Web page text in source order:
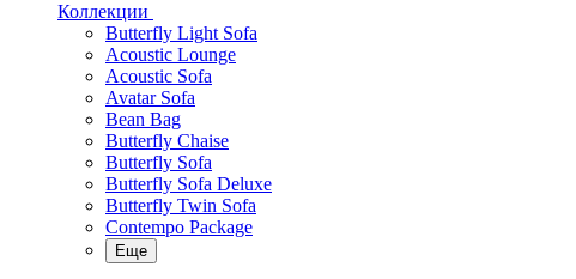
Коллекции
Butterfly Light Sofa
Acoustic Lounge
Acoustic Sofa
Avatar Sofa
Bean Bag
Butterfly Chaise
Butterfly Sofa
Butterfly Sofa Deluxe
Butterfly Twin Sofa
Contempo Package
Еще